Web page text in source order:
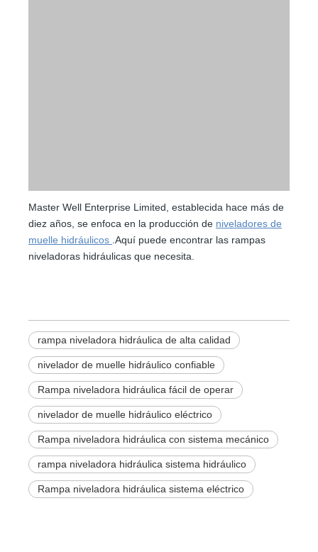
Master Well Enterprise Limited, establecida hace más de
diez años, se enfoca en la producción de niveladores de
muelle hidráulicos .Aquí puede encontrar las rampas
niveladoras hidráulicas que necesita.
rampa niveladora hidráulica de alta calidad
nivelador de muelle hidráulico confiable
Rampa niveladora hidráulica fácil de operar
nivelador de muelle hidráulico eléctrico
Rampa niveladora hidráulica con sistema mecánico
rampa niveladora hidráulica sistema hidráulico
Rampa niveladora hidráulica sistema eléctrico